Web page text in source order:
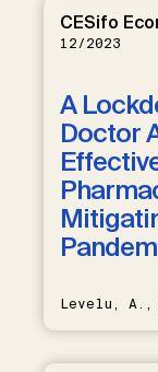
CESifo
12/2023
A
Doctor
Levelu, A.,